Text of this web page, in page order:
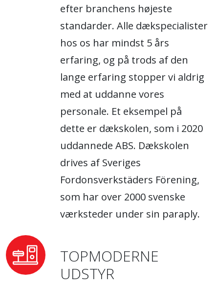
efter branchens højeste
standarder. Alle dækspecialister
hos os har mindst 5 års
erfaring, og på trods af den
lange erfaring stopper vi aldrig
med at uddanne vores
personale. Et eksempel på
dette er dækskolen, som i 2020
uddannede ABS. Dækskolen
drives af Sveriges
Fordonsverkstäders Förening,
som har over 2000 svenske
værksteder under sin paraply.
TOPMODERNE
UDSTYR